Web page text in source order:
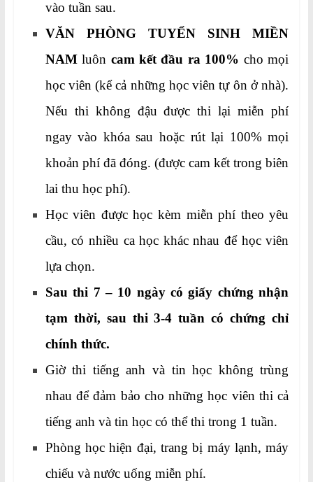
vào tuần sau.
VĂN PHÒNG TUYỂN SINH MIỀN
NAMluôn cam kết đầu ra 100% cho mọi
học viên (kể cả những học viên tự ôn ở nhà).
Nếu thi không đậu được thi lại miễn phí
ngay vào khóa sau hoặc rút lại 100% mọi
khoản phí đã đóng. (được cam kết trong biên
lai thu học phí).
Học viên được học kèm miễn phí theo yêu
cầu, có nhiều ca học khác nhau để học viên
lựa chọn.
Sau thi 7 – 10 ngày có giấy chứng nhận
tạm thời, sau thi 3-4 tuần có chứng chỉ
chính thức.
Giờ thi tiếng anh và tin học không trùng
nhau để đảm bảo cho những học viên thi cả
tiếng anh và tin học có thể thi trong 1 tuần.
Phòng học hiện đại, trang bị máy lạnh, máy
chiếu và nước uống miễn phí.